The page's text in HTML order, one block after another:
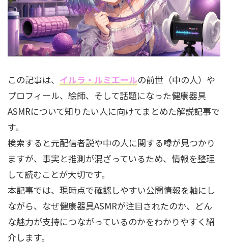
この記事は、 イルラ・ルミエールの前世（中の人）や
プロフィール、絵師、そして話題になった健康器具
ASMRについて知りたい人に向けてまとめた解説記事で
す。
検索すると元配信者説や中の人に関する噂が見つかり
ますが、事実と推測が混ざっているため、情報を整理
して読むことが大切です。
本記事では、現時点で確認しやすい公開情報を軸にし
ながら、なぜ健康器具ASMRが注目されたのか、どん
な魅力が支持につながっているのかをわかりやすく紹
介します。